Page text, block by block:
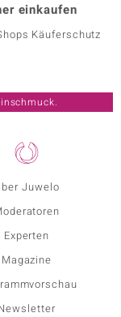
Juwelo
Experten
Magazine
einkaufen
Käuferschutz